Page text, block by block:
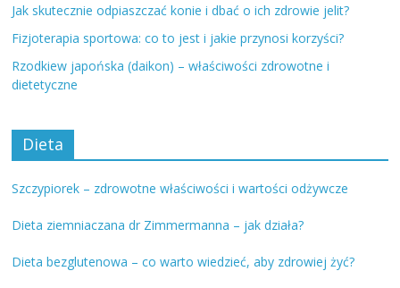
Jak skutecznie odpiaszczać konie i dbać o ich zdrowie jelit?
Fizjoterapia sportowa: co to jest i jakie przynosi korzyści?
Rzodkiew japońska (daikon) – właściwości zdrowotne i
dietetyczne
Dieta
Szczypiorek – zdrowotne właściwości i wartości odżywcze
Dieta ziemniaczana dr Zimmermanna – jak działa?
Dieta bezglutenowa – co warto wiedzieć, aby zdrowiej żyć?